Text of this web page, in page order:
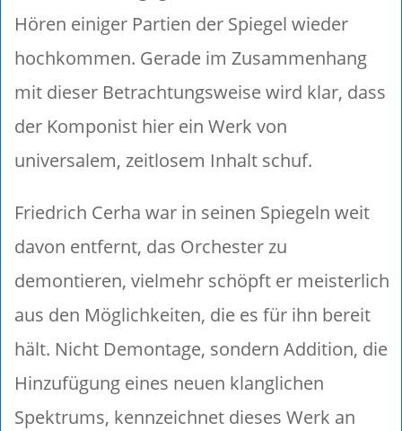
Hören einiger Partien der Spiegel wieder
hochkommen. Gerade im Zusammenhang
mit dieser Betrachtungsweise wird klar, dass
der Komponist hier ein Werk von
universalem, zeitlosem Inhalt schuf.
Friedrich Cerha war in seinen Spiegeln weit
davon entfernt, das Orchester zu
demontieren, vielmehr schöpft er meisterlich
aus den Möglichkeiten, die es für ihn bereit
hält. Nicht Demontage, sondern Addition, die
Hinzufügung eines neuen klanglichen
Spektrums, kennzeichnet dieses Werk an